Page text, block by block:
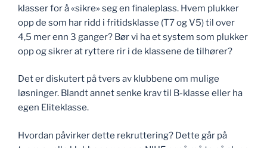
klasser for å «sikre» seg en finaleplass. Hvem plukker
opp de som har ridd i fritidsklasse (T7 og V5) til over
4,5 mer enn 3 ganger? Bør vi ha et system som plukker
opp og sikrer at ryttere rir i de klassene de tilhører?
Det er diskutert på tvers av klubbene om mulige
løsninger. Blandt annet senke krav til B-klasse eller ha
egen Eliteklasse.
Hvordan påvirker dette rekruttering? Dette går på